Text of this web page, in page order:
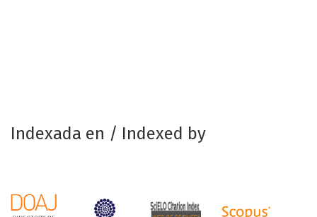
Indexada en / Indexed by